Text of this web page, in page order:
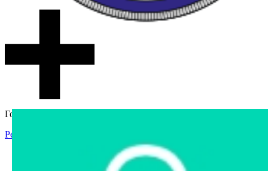
Гостевой доступ
Регистрация